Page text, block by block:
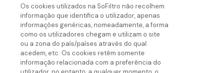
Os cookies utilizados na SoFiltro não recolhem
informação que identifica o utilizador, apenas
informações genéricas, nomeadamente, a forma
como os utilizadores chegam e utilizam o site
ou a zona do país/países através do qual
acedem, etc. Os cookies retêm somente
informação relacionada com a preferência do